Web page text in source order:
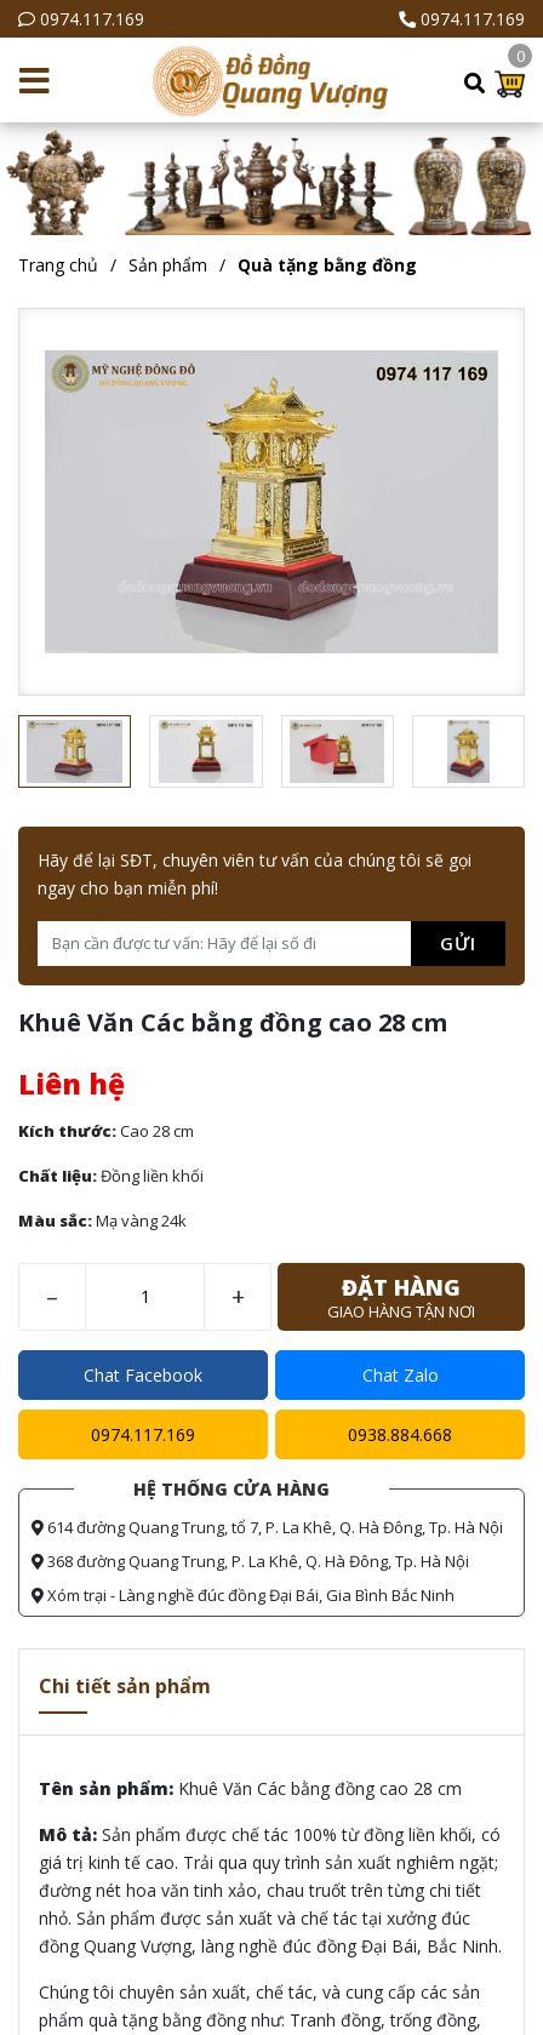
0974.117.169 0974.117.169
0
Trang chủ Sản phẩm Quà tặng bằng đồng
Hãy để lại SĐT, chuyên viên tư vấn của chúng tôi sẽ gọi
ngay cho bạn miễn phí!
GỬI
Khuê Văn Các bằng đồng cao 28 cm
Liên hệ
Kích thước:Cao 28 cm
Chất liệu:Đồng liền khối
Màu sắc:Mạ vàng 24k
– + ĐẶT HÀNG
GIAO HÀNG TẬN NƠI
Chat Facebook Chat Zalo
0974.117.169 0938.884.668
HỆ THỐNG CỬA HÀNG
614 đường Quang Trung, tổ 7, P. La Khê, Q. Hà Đông, Tp. Hà Nội
368 đường Quang Trung, P. La Khê, Q. Hà Đông, Tp. Hà Nội
Xóm trại - Làng nghề đúc đồng Đại Bái, Gia Bình Bắc Ninh
Chi tiết sản phẩm
Tên sản phẩm: Khuê Văn Các bằng đồng cao 28 cm
Mô tả: Sản phẩm được chế tác 100% từ đồng liền khối, có
giá trị kinh tế cao. Trải qua quy trình sản xuất nghiêm ngặt;
đường nét hoa văn tinh xảo, chau truốt trên từng chi tiết
nhỏ. Sản phẩm được sản xuất và chế tác tại xưởng đúc
đồng Quang Vượng, làng nghề đúc đồng Đại Bái, Bắc Ninh.
Chúng tôi chuyên sản xuất, chế tác, và cung cấp các sản
phẩm quà tặng bằng đồng như: Tranh đồng, trống đồng,